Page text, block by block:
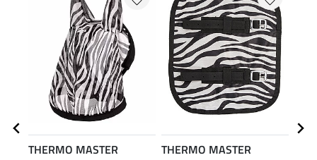
THERMO MASTER
THERMO MASTER